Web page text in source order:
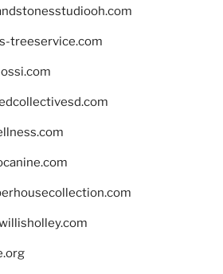
treeservice.com